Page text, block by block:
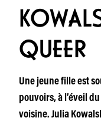
QUEER
Une jeune fille est
pouvoirs, à l’éveil
voisine. Julia